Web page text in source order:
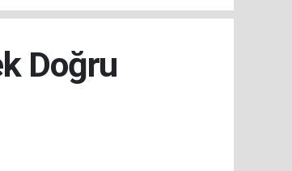
Koordinasyon
Doğru